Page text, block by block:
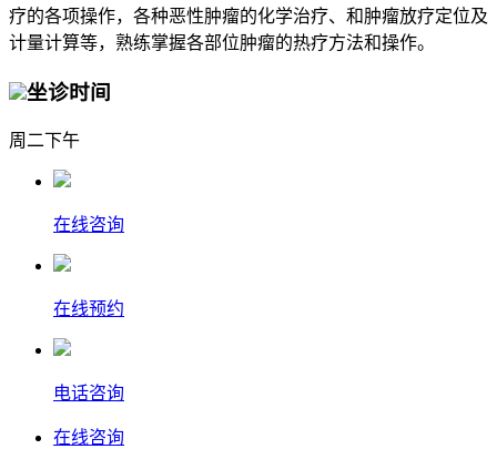
疗的各项操作，各种恶性肿瘤的化学治疗、和肿瘤放疗定位及
计量计算等，熟练掌握各部位肿瘤的热疗方法和操作。
坐诊时间
周二下午
在线咨询
在线预约
电话咨询
在线咨询